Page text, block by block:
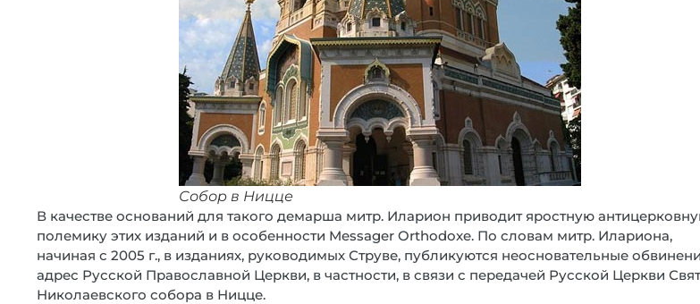
Собор в Ницце
В качестве оснований для такого демарша митр. Иларион приводит яростную
полемику этих изданий и в особенности Messager Orthodoxe. По словам митр. Илариона,
начиная с 2005 г., в изданиях, руководимых Струве, публикуются неосновательные
адрес Русской Православной Церкви, в частности, в связи с передачей Русской Церкви
Николаевского собора в Ницце.